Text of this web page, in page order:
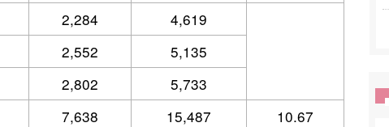
2,284
4,619
2,552
5,135
2,802
5,733
7,638 15,487
10.67